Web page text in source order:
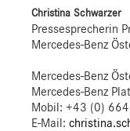
Christina Schwarzer
Pressesprecherin
Mercedes-Benz
Mercedes-Benz
Mercedes-Benz
Mobil: +43 (0)
E-Mail: